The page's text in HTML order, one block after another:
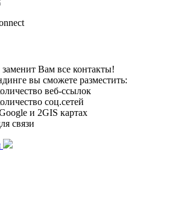
Вам все контакты!
вы сможете разместить:
веб-ссылок
соц.сетей
и 2GIS картах
связи